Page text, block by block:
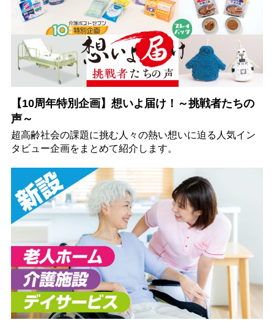
【10周年特別企画】想いよ届け！～挑戦者たちの
声～
超高齢社会の課題に挑む人々の熱い想いに迫る人気イン
タビュー企画をまとめて紹介します。